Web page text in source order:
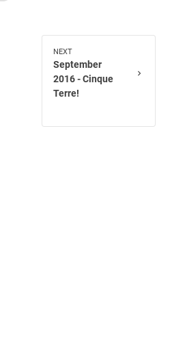
chevron_right
NEXT
September
2016 - Cinque
Terre!